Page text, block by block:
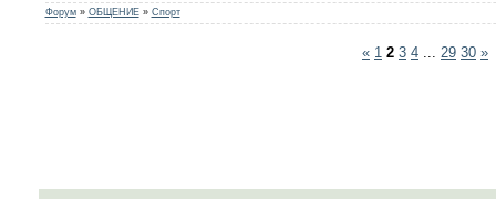
Форум » ОБЩЕНИЕ » Спорт
« 1 2 3 4 29 30 »